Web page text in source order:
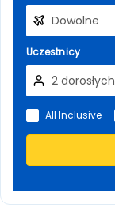
Uczestnicy
All Inclusive